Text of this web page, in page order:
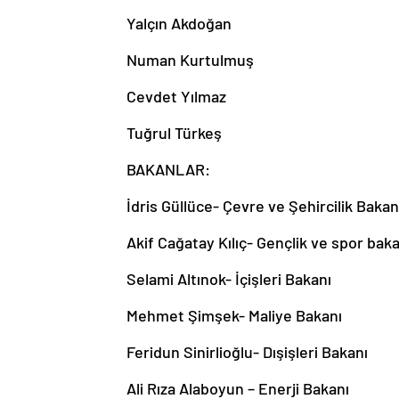
Yalçın Akdoğan
Numan Kurtulmuş
Cevdet Yılmaz
Tuğrul Türkeş
BAKANLAR:
İdris Güllüce- Çevre ve Şehircilik
Akif Cağatay Kılıç- Gençlik ve spor
Selami Altınok- İçişleri Bakanı
Mehmet Şimşek- Maliye Bakanı
Feridun Sinirlioğlu- Dışişleri Bakanı
Ali Rıza Alaboyun – Enerji Bakanı